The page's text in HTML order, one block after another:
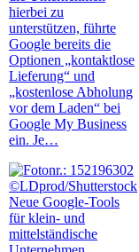
hierbei zu
unterstützen, führte
Google bereits die
Optionen „kontaktlose
Lieferung“ und
„kostenlose Abholung
vor dem Laden“ bei
Google My Business
ein. Je…
Neue Google-Tools
für klein- und
mittelständische